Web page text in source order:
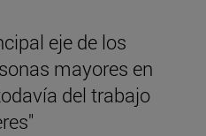
eje de los
mayores en
del trabajo